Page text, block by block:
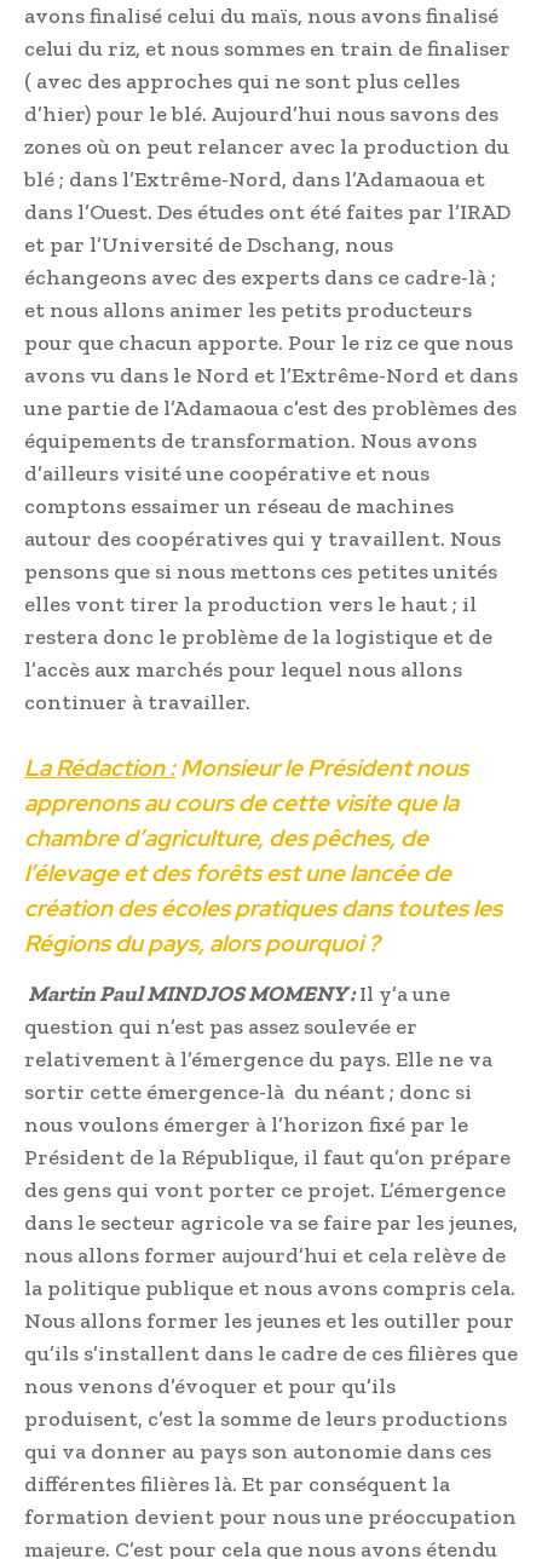
avons finalisé celui du maïs, nous avons finalisé
celui du riz, et nous sommes en train de finaliser
( avec des approches qui ne sont plus celles
d’hier) pour le blé. Aujourd’hui nous savons des
zones où on peut relancer avec la production du
blé ; dans l’Extrême-Nord, dans l’Adamaoua et
dans l’Ouest. Des études ont été faites par l’IRAD
et par l’Université de Dschang, nous
échangeons avec des experts dans ce cadre-là ;
et nous allons animer les petits producteurs
pour que chacun apporte. Pour le riz ce que nous
avons vu dans le Nord et l’Extrême-Nord et dans
une partie de l’Adamaoua c’est des problèmes des
équipements de transformation. Nous avons
d’ailleurs visité une coopérative et nous
comptons essaimer un réseau de machines
autour des coopératives qui y travaillent. Nous
pensons que si nous mettons ces petites unités
elles vont tirer la production vers le haut ; il
restera donc le problème de la logistique et de
l’accès aux marchés pour lequel nous allons
continuer à travailler.
La Rédaction :Monsieur le Président nous
apprenons au cours de cette visite que la
chambre d’agriculture, des pêches, de
l’élevage et des forêts est une lancée de
création des écoles pratiques dans toutes les
Régions du pays, alors pourquoi ?
Martin Paul MINDJOS MOMENY :Il y’a une
question qui n’est pas assez soulevée er
relativement à l’émergence du pays. Elle ne va
sortir cette émergence-là du néant ; donc si
nous voulons émerger à l’horizon fixé par le
Président de la République, il faut qu’on prépare
des gens qui vont porter ce projet. L’émergence
dans le secteur agricole va se faire par les jeunes,
nous allons former aujourd’hui et cela relève de
la politique publique et nous avons compris cela.
Nous allons former les jeunes et les outiller pour
qu’ils s’installent dans le cadre de ces filières que
nous venons d’évoquer et pour qu’ils
produisent, c’est la somme de leurs productions
qui va donner au pays son autonomie dans ces
différentes filières là. Et par conséquent la
formation devient pour nous une préoccupation
majeure. C’est pour cela que nous avons étendu